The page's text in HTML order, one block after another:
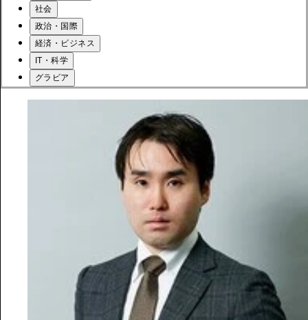
社会
政治・国際
経済・ビジネス
IT・科学
グラビア